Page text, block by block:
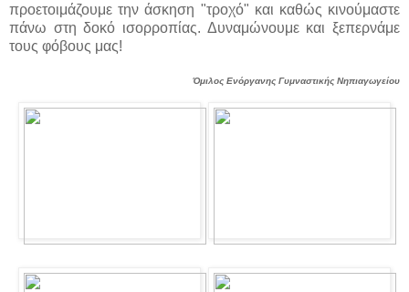
προετοιμάζουμε την άσκηση "τροχό" και καθώς κινούμαστε
πάνω στη δοκό ισορροπίας. Δυναμώνουμε και ξεπερνάμε
τους φόβους μας!
Όμιλος Ενόργανης Γυμναστικής Νηπιαγωγείου